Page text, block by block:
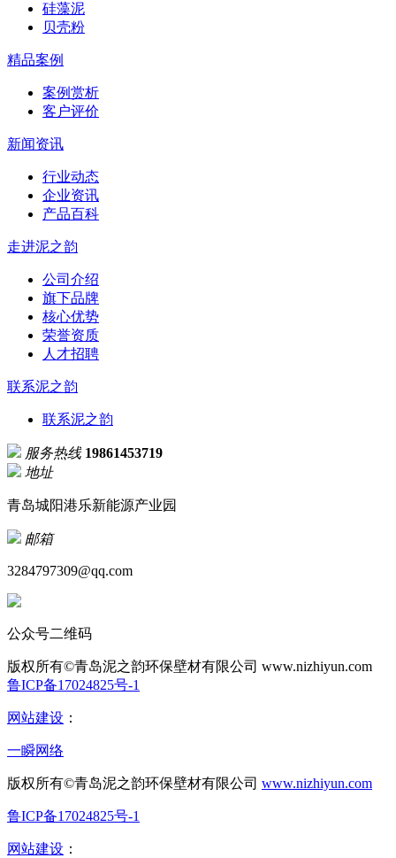
硅藻泥
贝壳粉
精品案例
案例赏析
客户评价
新闻资讯
行业动态
企业资讯
产品百科
走进泥之韵
公司介绍
旗下品牌
核心优势
荣誉资质
人才招聘
联系泥之韵
联系泥之韵
服务热线 19861453719
地址
青岛城阳港乐新能源产业园
邮箱
3284797309@qq.com
公众号二维码
版权所有©青岛泥之韵环保壁材有限公司 www.nizhiyun.com
鲁ICP备17024825号-1
网站建设 ：
一瞬网络
版权所有©青岛泥之韵环保壁材有限公司 www.nizhiyun.com
鲁ICP备17024825号-1
网站建设 ：